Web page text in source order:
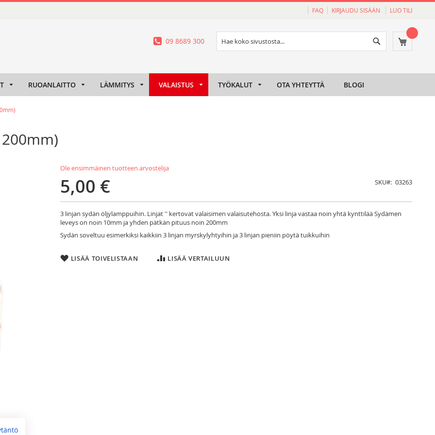
FAQ KIRJAUDU SISÄÄN LUO TILI
Ostoskori
Haku
09 8689 300
RUOANLAITTO LÄMMITYS VALAISTUS TYÖKALUT OTA YHTEYTTÄ BLOGI
Ole ensimmäinen tuotteen arvostelija
5,00 € SKU 03263
3 linjan sydän öljylamppuihin. Linjat '' kertovat valaisimen valaisutehosta. Yksi linja vastaa noin yhtä kynttilää Sydämen
leveys on noin 10mm ja yhden pätkän pituus noin 200mm
Sydän soveltuu esimerkiksi kaikkiin 3 linjan myrskylyhtyihin ja 3 linjan pieniin pöytä tuikkuihin
LISÄÄ TOIVELISTAAN LISÄÄ VERTAILUUN